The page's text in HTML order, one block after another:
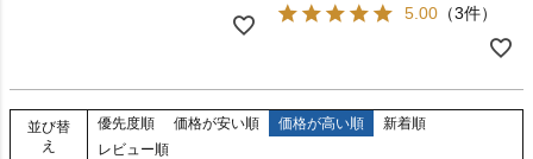
5.00 （3件）
並び替
え
優先度順 価格が安い順 価格が高い順
新着順
レビュー順